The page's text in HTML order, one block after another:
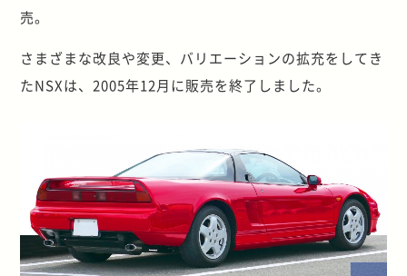
売。
さまざまな改良や変更、バリエーションの拡充をしてき
たNSXは、2005年12月に販売を終了しました。